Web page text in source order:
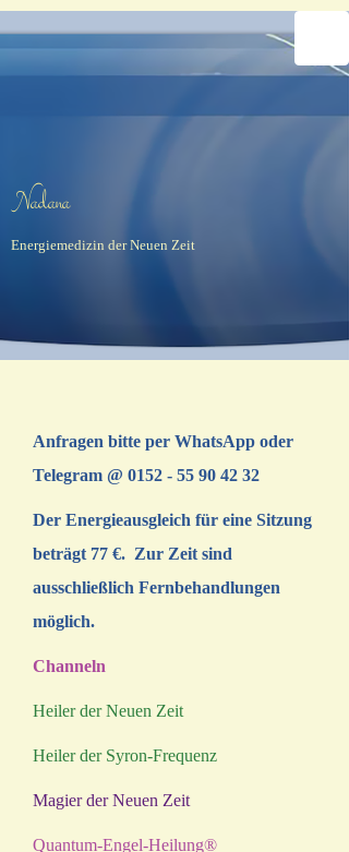
Na​dana​
Energiemedizin der Neuen Zeit
Anfragen bitte per WhatsApp oder
Telegram @ 0152 - 55 90 42 32
Der Energieausgleich für eine Sitzung
beträgt 77 €. Zur Zeit sind
ausschließlich Fernbehandlungen
möglich.
Channeln
Heiler der Neuen Zeit
Heiler der Syron-Frequenz
Magier der Neuen Zeit
Quantum-Engel-Heilung®